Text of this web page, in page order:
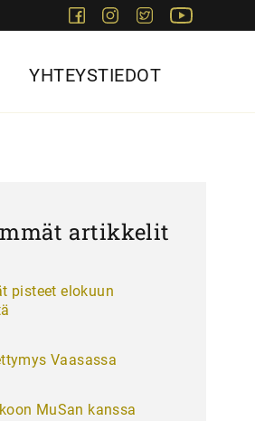
FacebookInstagram
Twitter
YHTEYSTIEDOT
artikkelit
pisteet elokuun
Vaasassa
MuSan kanssa